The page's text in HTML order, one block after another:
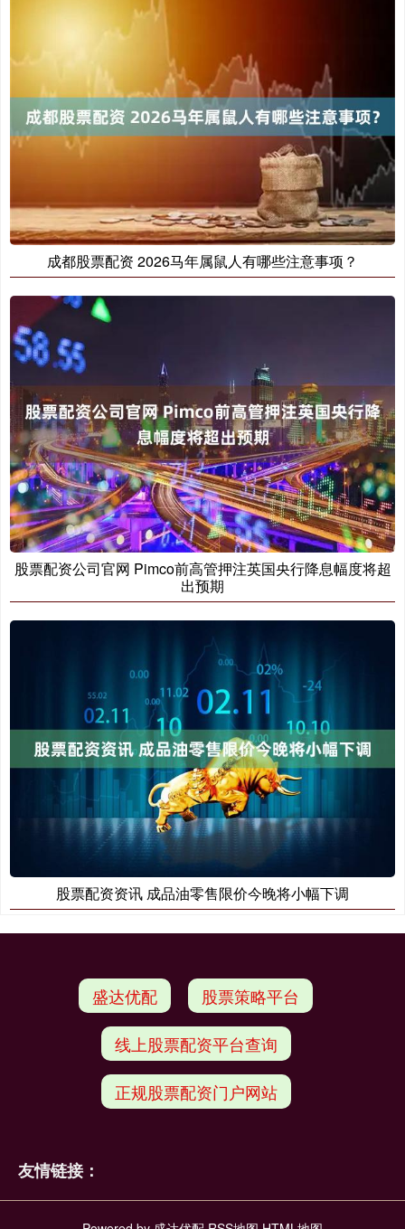
成都股票配资 2026马年属鼠人有哪些注意事项？
股票配资公司官网 Pimco前高管押注英国央行降息幅度将超
出预期
股票配资资讯 成品油零售限价今晚将小幅下调
盛达优配 股票策略平台
线上股票配资平台查询
正规股票配资门户网站
友情链接：